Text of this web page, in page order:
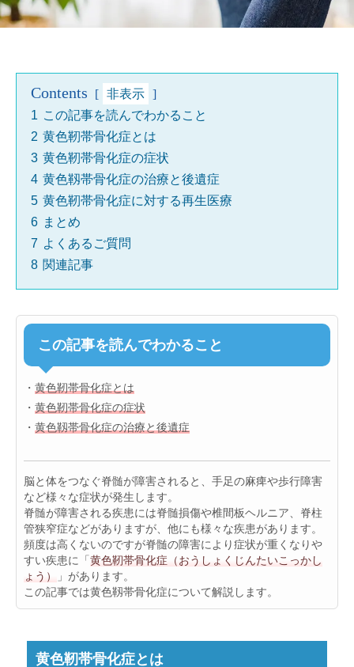
Contents
非表示
1 この記事を読んでわかること
2 黄色靭帯骨化症とは
3 黄色靭帯骨化症の症状
4 黄色靱帯骨化症の治療と後遺症
5 黄色靭帯骨化症に対する再生医療
6 まとめ
7 よくあるご質問
8 関連記事
この記事を読んでわかること
・ 黄色靭帯骨化症とは
・ 黄色靭帯骨化症の症状
・ 黄色靱帯骨化症の治療と後遺症
脳と体をつなぐ脊髄が障害されると、手足の麻痺や歩行障害
など様々な症状が発生します。
脊髄が障害される疾患には脊髄損傷や椎間板ヘルニア、脊柱
管狭窄症などがありますが、他にも様々な疾患があります。
頻度は高くないのですが脊髄の障害により症状が重くなりや
すい疾患に「 黄色靭帯骨化症（おうしょくじんたいこっかし
ょう）
」があります。
この記事では黄色靱帯骨化症について解説します。
黄色靭帯骨化症とは